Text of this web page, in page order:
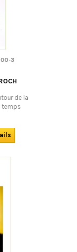
3
de la
temps
de
du
sans
plein